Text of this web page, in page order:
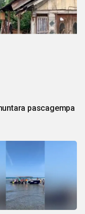
pascagempa